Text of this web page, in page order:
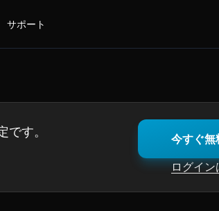
サポート
です。
今すぐ無
ログイン